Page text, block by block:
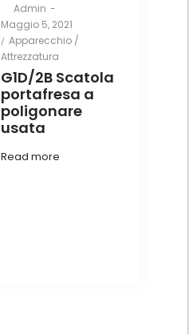
ByAdmin
Posted
on
Maggio 5, 2021
Posted
in
Apparecchio /
Attrezzatura
G1D/2B Scatola
portafresa a
poligonare
usata
Read more